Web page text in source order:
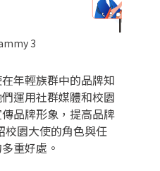
3
年輕族群中的品牌知
運用社群媒體和校園
品牌形象，提高品牌
校園大使的角色與任
重好處。